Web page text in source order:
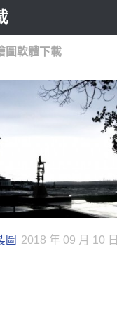
圖軟體下載
圖 2018 年 09 月 10 日